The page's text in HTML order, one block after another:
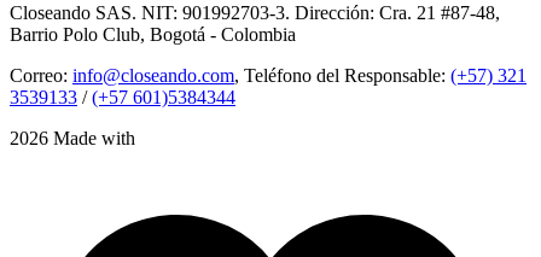
Closeando SAS. NIT: 901992703-3. Dirección: Cra. 21 #87-48,
Barrio Polo Club, Bogotá - Colombia
Correo: info@closeando.com, Teléfono del Responsable: (+57) 321
3539133 /(+57 601)5384344
2026 Made with